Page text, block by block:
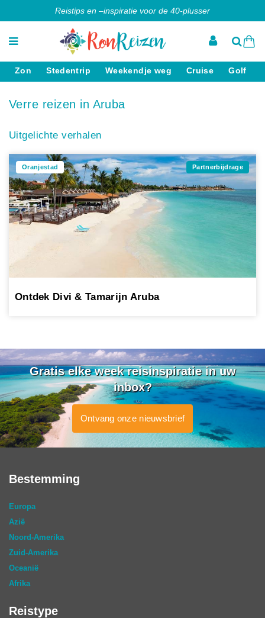
Reistips en –inspiratie voor de 40-plusser
Zon Stedentrip Weekendje weg Cruise Golf
Verre reizen in Aruba
Uitgelichte verhalen
Oranjestad Partnerbijdrage
Ontdek Divi & Tamarijn Aruba
Gratis elke week reisinspiratie in uw
inbox?
Ontvang onze nieuwsbrief
Bestemming
Europa
Azië
Noord-Amerika
Zuid-Amerika
Oceanië
Afrika
Reistype